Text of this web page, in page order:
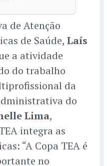
de Atenção
de Saúde, Laís
a atividade
do trabalho
da
do
Lima,
integra as
“A Copa TEA é
no